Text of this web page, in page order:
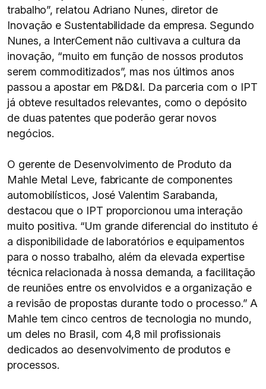
trabalho”, relatou Adriano Nunes, diretor de
Inovação e Sustentabilidade da empresa. Segundo
Nunes, a InterCement não cultivava a cultura da
inovação, “muito em função de nossos produtos
serem commoditizados”, mas nos últimos anos
passou a apostar em P&D&I. Da parceria com o IPT
já obteve resultados relevantes, como o depósito
de duas patentes que poderão gerar novos
negócios.
O gerente de Desenvolvimento de Produto da
Mahle Metal Leve, fabricante de componentes
automobilísticos, José Valentim Sarabanda,
destacou que o IPT proporcionou uma interação
muito positiva. “Um grande diferencial do instituto é
a disponibilidade de laboratórios e equipamentos
para o nosso trabalho, além da elevada expertise
técnica relacionada à nossa demanda, a facilitação
de reuniões entre os envolvidos e a organização e
a revisão de propostas durante todo o processo.” A
Mahle tem cinco centros de tecnologia no mundo,
um deles no Brasil, com 4,8 mil profissionais
dedicados ao desenvolvimento de produtos e
processos.